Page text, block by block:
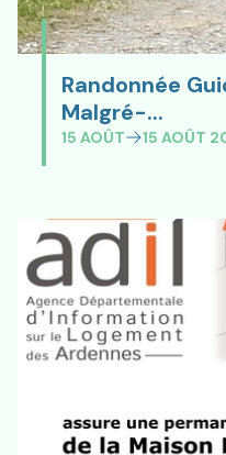
Randonnée
Malgré-...
15 AOÛT 15 AOÛT